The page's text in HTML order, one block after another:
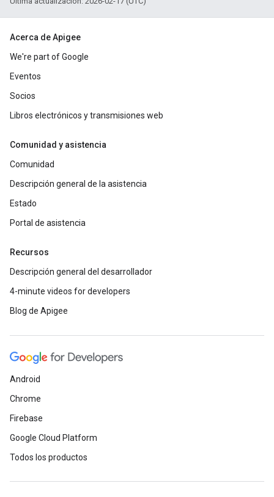
Acerca de Apigee
We're part of Google
Eventos
Socios
Libros electrónicos y transmisiones web
Comunidad y asistencia
Comunidad
Descripción general de la asistencia
Estado
Portal de asistencia
Recursos
Descripción general del desarrollador
4-minute videos for developers
Blog de Apigee
Android
Chrome
Firebase
Google Cloud Platform
Todos los productos